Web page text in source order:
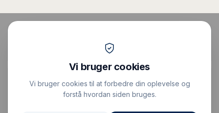
Vis alle billeder